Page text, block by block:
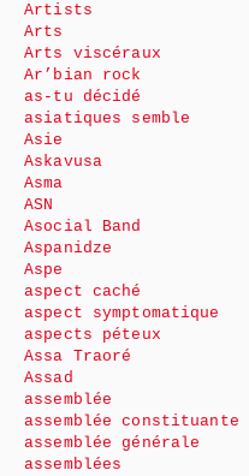
Artists
Arts
Arts viscéraux
Ar’bian rock
as-tu décidé
asiatiques semble
Asie
Askavusa
Asma
ASN
Asocial Band
Aspanidze
Aspe
aspect caché
aspect symptomatique
aspects péteux
Assa Traoré
Assad
assemblée
assemblée constituante
assemblée générale
assemblées